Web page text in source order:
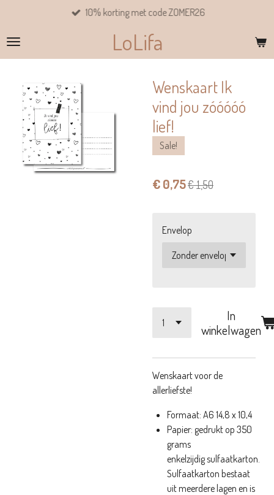
naar
de
LoLifa
10% korting met code ZOMER26
Wenskaart Ik
vind jou zóóóóó
lief!
Sale!
€ 0,75€ 1,50
Envelop
In
winkelwagen
Wenskaart voor de
allerliefste!
Formaat: A6 14,8 x 10,4
Papier: gedrukt op 350
grams
enkelzijdig sulfaatkarton.
Sulfaatkarton bestaat
uit meerdere lagen en is